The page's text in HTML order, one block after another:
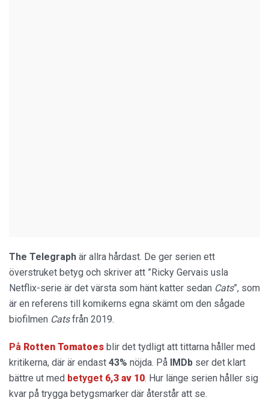
The Telegraph är allra hårdast. De ger serien ett
överstruket betyg och skriver att ”Ricky Gervais usla
Netflix-serie är det värsta som hänt katter sedan Cats”, som
är en referens till komikerns egna skämt om den sågade
biofilmen Catsfrån 2019.
På Rotten Tomatoes blir det tydligt att tittarna håller med
kritikerna, där är endast 43% nöjda. På IMDb ser det klart
bättre ut med betyget 6,3 av 10. Hur länge serien håller sig
kvar på trygga betygsmarker där återstår att se.